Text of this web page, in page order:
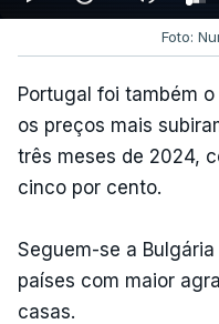
Foto:
Portugal foi também
os preços mais
três meses de 2024,
cinco por cento.
Seguem-se a
países com maior
casas.